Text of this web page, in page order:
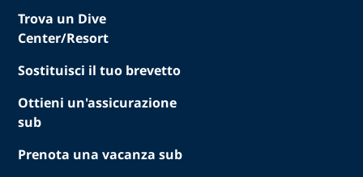
Trova un Dive
Center/Resort
Sostituisci il tuo brevetto
Ottieni un'assicurazione
sub
Prenota una vacanza sub